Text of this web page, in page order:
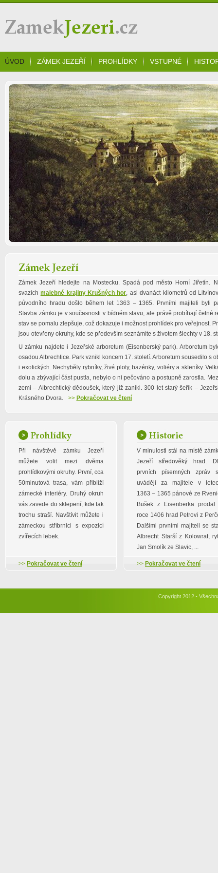
Zámek Jezeří
ÚVOD ZÁMEK JEZEŘÍ PROHLÍDKY VSTUPNÉ
Zámek Jezeří
Zámek Jezeří hledejte na Mostecku. Spadá pod město Horní Jiřetín.
svazíchmalebné krajiny Krušných hor, asi dvanáct kilometrů od
původního hradu došlo během let 1363 – 1365. Prvními majiteli byli
Stavba zámku je v současnosti v bídném stavu, ale právě probíhají četné
stav se pomalu zlepšuje, což dokazuje i možnost prohlídek pro veřejnost.
jsou otevřeny okruhy, kde se především seznámíte s životem šlechty v 18.
U zámku najdete i Jezeřské arboretum (Eisenberský park). Arboretum
osadou Albrechtice. Park vznikl koncem 17. století. Arboretum sousedilo s
i exotických. Nechyběly rybníky, živé ploty, bazénky, voliéry a skleníky.
dolu a zbývající část pustla, nebylo o ni pečováno a postupně zarostla.
zemi – Albrechtický dědoušek, který již zanikl. 300 let starý šeřík –
Krásného Dvora.
>> Pokračovat ve čtení
Prohlídky
Při návštěvě zámku Jezeří
můžete volit mezi dvěma
prohlídkovými okruhy. První, cca
50minutová trasa, vám přiblíží
zámecké interiéry. Druhý okruh
vás zavede do sklepení, kde tak
trochu straší. Navštívit můžete i
zámeckou stříbrnici s expozicí
zvířecích lebek.
>> Pokračovat ve čtení
Historie
V minulosti stál na místě
Jezeří středověký hrad.
prvních písemných zpráv
uvádějí za majitele v
1363 – 1365 pánové ze
Bušek z Eisenberka prodal
roce 1406 hrad Petrovi z
Dalšími prvními majiteli se
Albrecht Starší z Kolowrat,
Jan Smolík ze Slavic, ...
>> Pokračovat ve čtení
Copyright 2012 -